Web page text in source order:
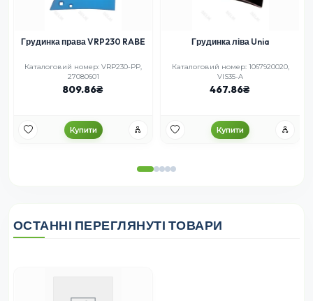
Грудинка права VRP230 RABE
Каталоговий номер: VRP230-PP,
27080601
809.86
Купити
Грудинка ліва Unia
Каталоговий номер: 1067920020,
VIS35-A
467.86
Купити
ОСТАННІ ПЕРЕГЛЯНУТІ ТОВАРИ